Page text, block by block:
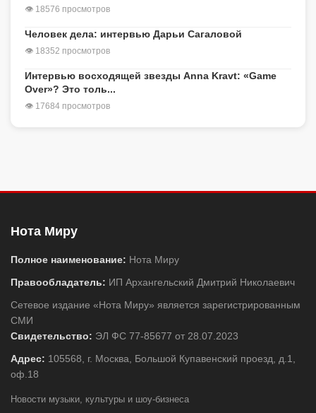
👁 18576 просмотров
Человек дела: интервью Дарьи Сагаловой
👁 18352 просмотров
Интервью восходящей звезды Anna Kravt: «Game
Over»? Это толь...
👁 17684 просмотров
Нота Миру
Полное наименование: Нота Миру
Правообладатель: ИП Архангельский Дмитрий Николаевич
Сетевое издание «Нота Миру» является зарегистрированным
СМИ
Свидетельство: ЭЛ ФС 77-85677 от 28.07.2023
Адрес: 105568, г. Москва, Большой Купавенский проезд, д.1,
оф.18
Новости музыки, культуры и шоу-бизнеса